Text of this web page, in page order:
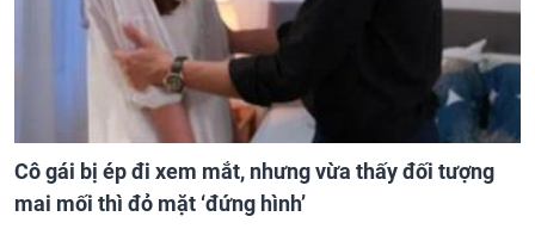
Cô gái bị ép đi xem mắt, nhưng vừa thấy đối tượng
mai mối thì đỏ mặt ‘đứng hình’